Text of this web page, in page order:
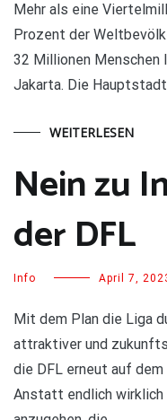
Mehr als eine
Prozent der
32 Millionen Menschen
Jakarta. Die
WEITERLESEN
Nein zu
der DFL
Info April 7,
Mit dem Plan die Liga
attraktiver und
die DFL erneut auf
Anstatt endlich